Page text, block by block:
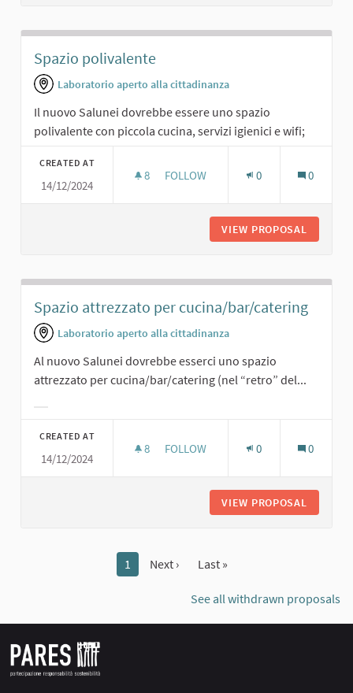
Spazio polivalente
Laboratorio aperto alla cittadinanza
Il nuovo Salunei dovrebbe essere uno spazio
polivalente con piccola cucina, servizi igienici e wifi;
CREATED AT
14/12/2024
8 8 FOLLOWERS
FOLLOW 0 0
VIEW PROPOSAL
Spazio attrezzato per cucina/bar/catering
Laboratorio aperto alla cittadinanza
Al nuovo Salunei dovrebbe esserci uno spazio
attrezzato per cucina/bar/catering (nel “retro” del...
CREATED AT
14/12/2024
8 8 FOLLOWERS
FOLLOW 0 0
VIEW PROPOSAL
1 Next › Last »
See all withdrawn proposals